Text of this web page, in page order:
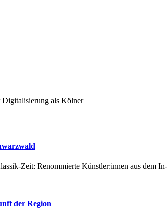
Digitalisierung als Kölner
Zeit: Renommierte Künstler:innen aus dem
der Region